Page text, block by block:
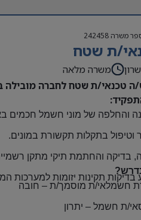
ובונוסים
חברה מהיום הראשון
חדרה
משרה242458
ת שטח
משרה מלאה
ה טכנאי/ת שטח לחברה מובילה
והחלפה של מוני חשמל חכמים
וטיפול בתקלות תקשורת במונים.
בדיקה והחתמת תיקי מתקן
בדיקות תקינות יזומות
חשמלאי/ת מוסמך/ת – חובה
ת חשמל – יתרון